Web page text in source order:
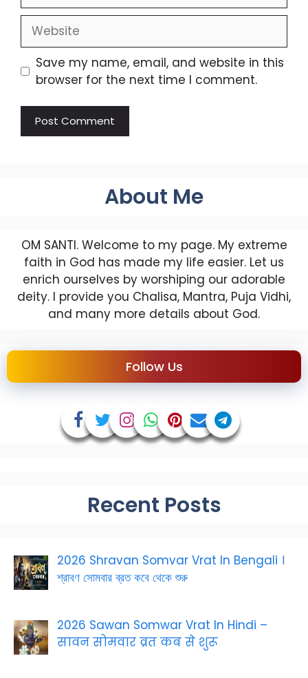
Website
Save my name, email, and website in this
browser for the next time I comment.
About Me
OM SANTI. Welcome to my page. My extreme
faith in God has made my life easier. Let us
enrich ourselves by worshiping our adorable
deity. I provide you Chalisa, Mantra, Puja Vidhi,
and many more details about God.
Follow Us
Recent Posts
2026 Shravan Somvar Vrat In Bengali ।
শ্রাবণ সোমবার ব্রত কবে থেকে শুরু
2026 Sawan Somwar Vrat In Hindi –
सावन सोमवार व्रत कब से शुरू